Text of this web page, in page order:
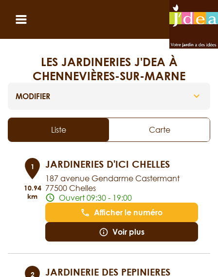
LES JARDINERIES J'DEA À
CHENNEVIÈRES-SUR-MARNE
MODIFIER
Liste Carte
1
10.94
km
JARDINERIES D'ICI CHELLES
187 avenue Gendarme Castermant
77500 Chelles
Ouvert 09:30 - 19:00
Afficher le numéro
Voir plus
2
JARDINERIE DES PEPINIERES